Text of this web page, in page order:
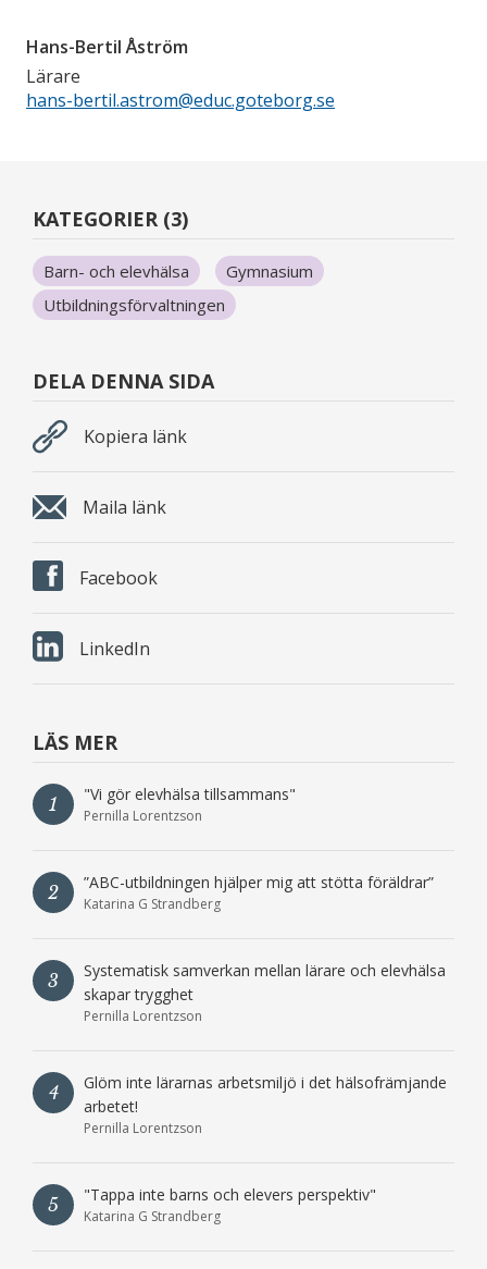
Hans-Bertil Åström
Lärare
hans-bertil.astrom@educ.goteborg.se
KATEGORIER (3)
Barn- och elevhälsa
Gymnasium
Utbildningsförvaltningen
DELA DENNA SIDA
Kopiera länk
Maila länk
Facebook
LinkedIn
LÄS MER
1 "Vi gör elevhälsa tillsammans"
Pernilla Lorentzson
2 ”ABC-utbildningen hjälper mig att stötta föräldrar”
Katarina G Strandberg
3
Systematisk samverkan mellan lärare och elevhälsa
skapar trygghet
Pernilla Lorentzson
4
Glöm inte lärarnas arbetsmiljö i det hälsofrämjande
arbetet!
Pernilla Lorentzson
5 "Tappa inte barns och elevers perspektiv"
Katarina G Strandberg